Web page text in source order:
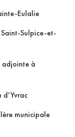
Eulalie
Sulpice-et-
adjointe à
d’Yvrac
municipale